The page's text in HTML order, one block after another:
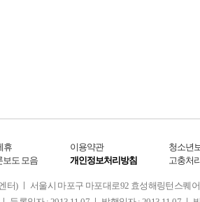
휴
보도 모음
이용약관
개인정보처리방침
청소년
고충처
) ㅣ 서울시 마포구 마포대로92 효성해링턴스퀘어